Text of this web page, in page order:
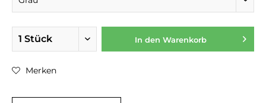
In den Warenkorb
Merken